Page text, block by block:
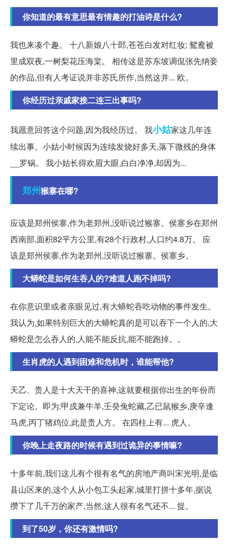
你知道的最有意思最有情趣的打油诗是什么?
我也来凑个趣。 十八新娘八十郎,苍苍白发对红妆; 鸳鸯被
里成双夜,一树梨花压海棠。 相传这是苏东坡调侃张先纳妾
的作品,但有人考证说并非苏氏所作,当然这并... 欧。
你经历过亲戚家接二连三出事吗?
我愿意回答这个问题,因为我经历过。 我小姑家这几年连
续出事。小姑小时候因为连续发烧好多天,落下微残的身体
__罗锅。 我小姑长得欢眉大眼,白白净净,却因为...
郑州猴寨在哪?
应该是郑州侯寨,作为老郑州,没听说过猴寨。侯寨乡在郑州
西南部,面积82平方公里,有28个行政村,人口约4.8万。 应
该是郑州侯寨,作为老郑州,没听说过猴寨。侯寨乡。
大蟒蛇是如何生吞人的?难道人跑不掉吗?
在你意识里或者亲眼见过,有大蟒蛇吞吃动物的事件发生。
我认为,如果特别巨大的大蟒蛇真的是可以吞下一个人的,大
蟒蛇是怎么吞人的,人能不能反抗,能不能跑掉。。
生肖虎的人遇到困难和危机时，谁能帮他?
天乙、贵人是十大天干的喜神,这就要根据你出生的年份而
下定论。即为:甲戍兼牛羊,壬癸兔蛇藏,乙已鼠猴乡,庚辛逢
马虎,丙丁猪鸡位,此是贵人方。 在四柱上有... 虎人。
你晚上走夜路的时候有遇到过诡异的事情嘛?
十多年前,我们这儿有个很有名气的房地产商叫宋光明,是临
县山区来的,这个人从小包工头起家,城里打拼十多年,据说
攒下了几千万的家产,当然,这人很有名气还不... 捉。
到了50岁，你还有激情吗?